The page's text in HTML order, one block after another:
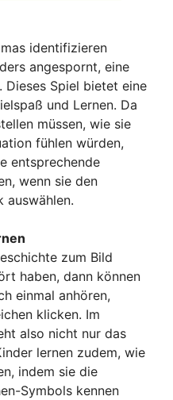
identifizieren
angespornt, eine
Spiel bietet eine
und Lernen. Da
müssen, wie sie
fühlen würden,
entsprechende
wenn sie den
auswählen.
zum Bild
haben, dann können
einmal anhören,
klicken. Im
also nicht nur das
lernen zudem, wie
indem sie die
Symbols kennen